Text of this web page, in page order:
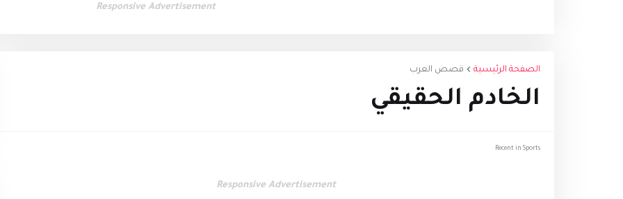
Responsive Advertisement
الصفحة الرئيسية قصص العرب
الخادم الحقيقي
Recent in Sports
Responsive Advertisement